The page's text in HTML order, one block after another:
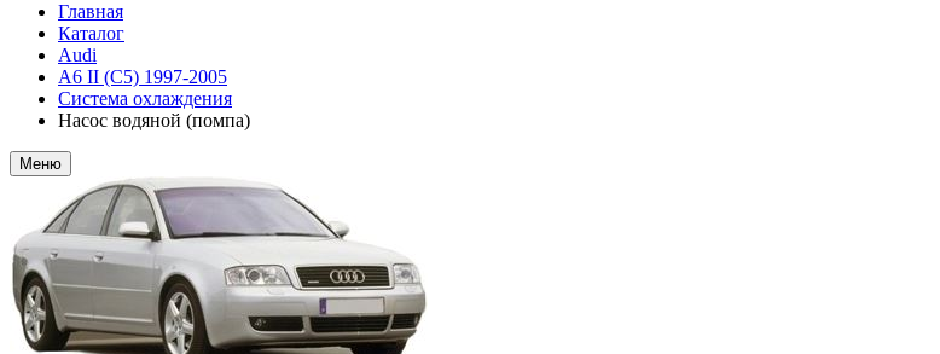
Главная
Каталог
Audi
A6 II (C5) 1997-2005
Система охлаждения
Насос водяной (помпа)
Меню